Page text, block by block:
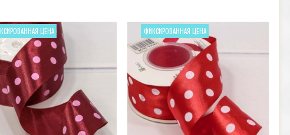
ЦЕНА ФИКСИРОВАННАЯ ЦЕНА